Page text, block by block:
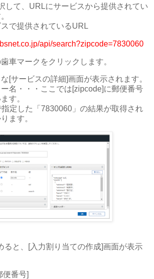
して、URLにサービスから提供されてい
で提供されているURL
api/search?zipcode=7830060
車マークをクリックします。
[サービスの詳細]画面が表示されます。
名・・・ここでは[zipcode]に郵便番号
す。
定した「7830060」の結果が取得され
ます。
ると、[入力割り当ての作成]画面が表示
番号]